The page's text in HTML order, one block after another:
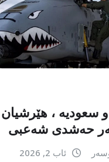
و سعودیە ، هێرشیان
حەشدی شەعبی
ئاب 2, 2026